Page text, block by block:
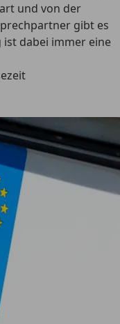
und von der
gibt es
dabei immer eine